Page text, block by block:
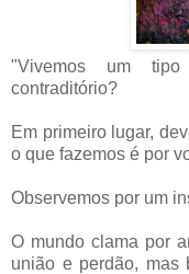
"Vivemos um tipo
contraditório?
Em primeiro lugar,
o que fazemos é por
Observemos por um
O mundo clama por
união e perdão, mas